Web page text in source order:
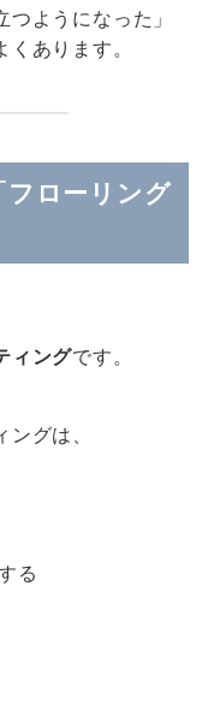
ようになった」
あります。
ローリング
ィングです。
グは、
る